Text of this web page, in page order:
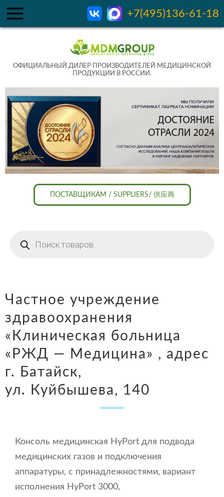
+7(495)136-61-18
ОФИЦИАЛЬНЫЙ ДИЛЕР ПРОИЗВОДИТЕЛЕЙ МЕДИЦИНСКОЙ
ПРОДУКЦИИ В РОССИИ.
ПОСТАВЩИКАМ / SUPPLIERS/ 供应商
товаров
Частное учреждение
здравоохранения
«Клиническая больница
«РЖД — Медицина» , адрес
г. Батайск,
ул. Куйбышева, 140
Консоль медицинская HyPort для подвода
медицинских газов и подключения
аппаратуры, с принадлежностями, вариант
исполнения HyPort 3000,